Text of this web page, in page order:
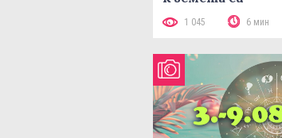
1 045 6 мин